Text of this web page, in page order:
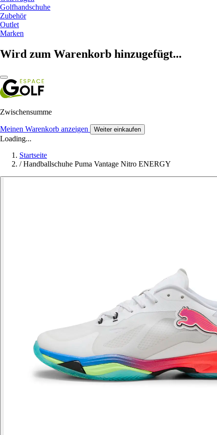
Golfhandschuhe
Zubehör
Outlet
Marken
Wird zum Warenkorb hinzugefügt...
Zwischensumme
Meinen Warenkorb anzeigen Weiter einkaufen
Loading...
Startseite
/ Handballschuhe Puma Vantage Nitro ENERGY